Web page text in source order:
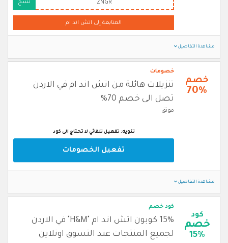
ZNGR نسخ
المتابعة إلى اتش اند ام
مشاهدة التفاصيل
خصم
70%
خصومات
تنزيلات هائلة من اتش اند ام في الاردن
تصل الى خصم 70%
موثق
تنويه: تفعيل تلقائي لا تحتاج الى كود
تفعيل الخصومات
مشاهدة التفاصيل
كود
خصم
15%
كود خصم
15% كوبون اتش اند ام "H&M" في الاردن
لجميع المنتجات عند التسوق اونلاين